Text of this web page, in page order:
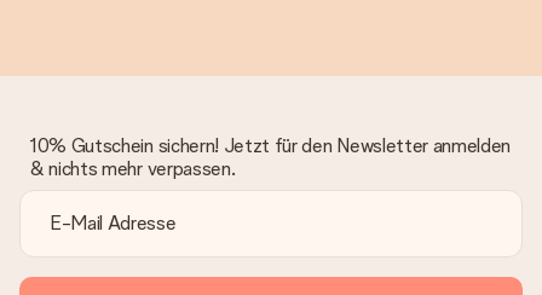
10% Gutschein sichern! Jetzt für den Newsletter anmelden
& nichts mehr verpassen.